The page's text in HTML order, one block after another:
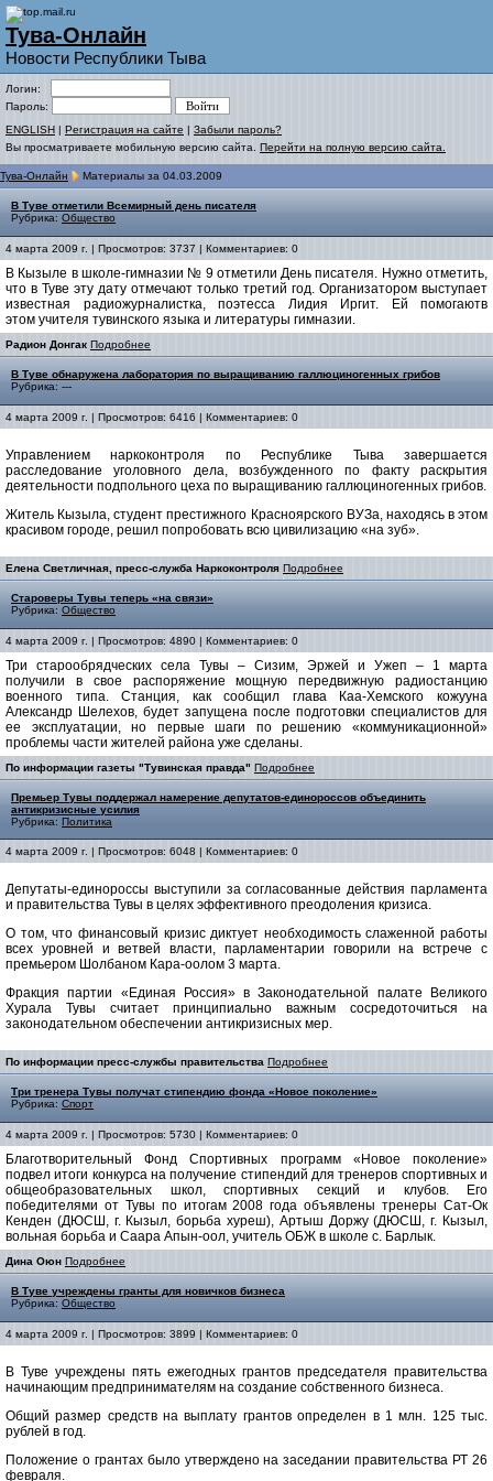
Тува-Онлайн
Новости Республики Тыва
Логин:
Пароль:
ENGLISH | Регистрация на сайте | Забыли пароль?
Вы просматриваете мобильную версию сайта. Перейти на полную версию сайта.
Тува-Онлайн Материалы за 04.03.2009
В Туве отметили Всемирный день писателя
Рубрика: Общество
4 марта 2009 г. | Просмотров: 3737 | Комментариев: 0
В Кызыле в школе-гимназии № 9 отметили День писателя. Нужно отметить,
что в Туве эту дату отмечают только третий год. Организатором выступает
известная радиожурналистка, поэтесса Лидия Иргит. Ей помогаютв
этом учителя тувинского языка и литературы гимназии.
Радион Донгак Подробнее
В Туве обнаружена лаборатория по выращиванию галлюциногенных грибов
Рубрика: ---
4 марта 2009 г. | Просмотров: 6416 | Комментариев: 0
Управлением наркоконтроля по Республике Тыва завершается
расследование уголовного дела, возбужденного по факту раскрытия
деятельности подпольного цеха по выращиванию галлюциногенных грибов.
Житель Кызыла, студент престижного Красноярского ВУЗа, находясь в этом
красивом городе, решил попробовать всю цивилизацию «на зуб».
Елена Светличная, пресс-служба Наркоконтроля Подробнее
Староверы Тувы теперь «на связи»
Рубрика: Общество
4 марта 2009 г. | Просмотров: 4890 | Комментариев: 0
Три старообрядческих села Тувы – Сизим, Эржей и Ужеп – 1 марта
получили в свое распоряжение мощную передвижную радиостанцию
военного типа. Станция, как сообщил глава Каа-Хемского кожууна
Александр Шелехов, будет запущена после подготовки специалистов для
ее эксплуатации, но первые шаги по решению «коммуникационной»
проблемы части жителей района уже сделаны.
По информации газеты "Тувинская правда" Подробнее
Премьер Тувы поддержал намерение депутатов-единороссов объединить
антикризисные усилия
Рубрика: Политика
4 марта 2009 г. | Просмотров: 6048 | Комментариев: 0
Депутаты-единороссы выступили за согласованные действия парламента
и правительства Тувы в целях эффективного преодоления кризиса.
О том, что финансовый кризис диктует необходимость слаженной работы
всех уровней и ветвей власти, парламентарии говорили на встрече с
премьером Шолбаном Кара-оолом 3 марта.
Фракция партии «Единая Россия» в Законодательной палате Великого
Хурала Тувы считает принципиально важным сосредоточиться на
законодательном обеспечении антикризисных мер.
По информации пресс-службы правительства Подробнее
Три тренера Тувы получат стипендию фонда «Новое поколение»
Рубрика: Спорт
4 марта 2009 г. | Просмотров: 5730 | Комментариев: 0
Благотворительный Фонд Спортивных программ «Новое поколение»
подвел итоги конкурса на получение стипендий для тренеров спортивных и
общеобразовательных школ, спортивных секций и клубов. Его
победителями от Тувы по итогам 2008 года объявлены тренеры Сат-Ок
Кенден (ДЮСШ, г. Кызыл, борьба хуреш), Артыш Доржу (ДЮСШ, г. Кызыл,
вольная борьба и Саара Апын-оол, учитель ОБЖ в школе с. Барлык.
Дина Оюн Подробнее
В Туве учреждены гранты для новичков бизнеса
Рубрика: Общество
4 марта 2009 г. | Просмотров: 3899 | Комментариев: 0
В Туве учреждены пять ежегодных грантов председателя правительства
начинающим предпринимателям на создание собственного бизнеса.
Общий размер средств на выплату грантов определен в 1 млн. 125 тыс.
рублей в год.
Положение о грантах было утверждено на заседании правительства РТ 26
февраля.